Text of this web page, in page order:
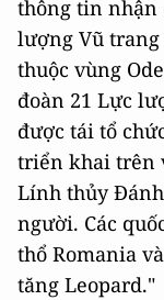
thông tin nhận
lượng Vũ
thuộc vùng
đoàn 21 Lực
được tái tổ
triển khai trên
Lính thủy
người. Các
thổ Romania
tăng Leopard."